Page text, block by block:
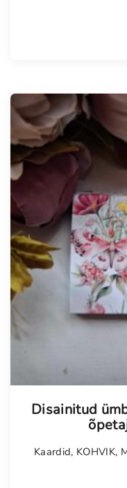
Disainitud
Kaardid, KOHVIK,